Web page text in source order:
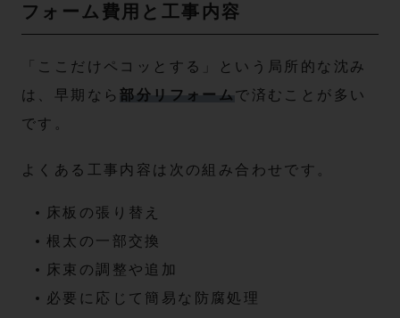
フォーム費用と工事内容
「ここだけペコッとする」という局所的な沈み
は、早期なら部分リフォーム で済むことが多い
です。
よくある工事内容は次の組み合わせです。
床板の張り替え
根太の一部交換
床束の調整や追加
必要に応じて簡易な防腐処理